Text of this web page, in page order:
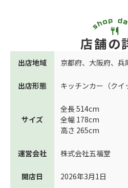
店舗の
出店地域 京都府、 大阪府、 兵
出店形態 キッチンカー（クイ
サイズ
全長 514cm
全幅 178cm
高さ 265cm
運営会社 株式会社五福堂
開店日 2026年3月1日